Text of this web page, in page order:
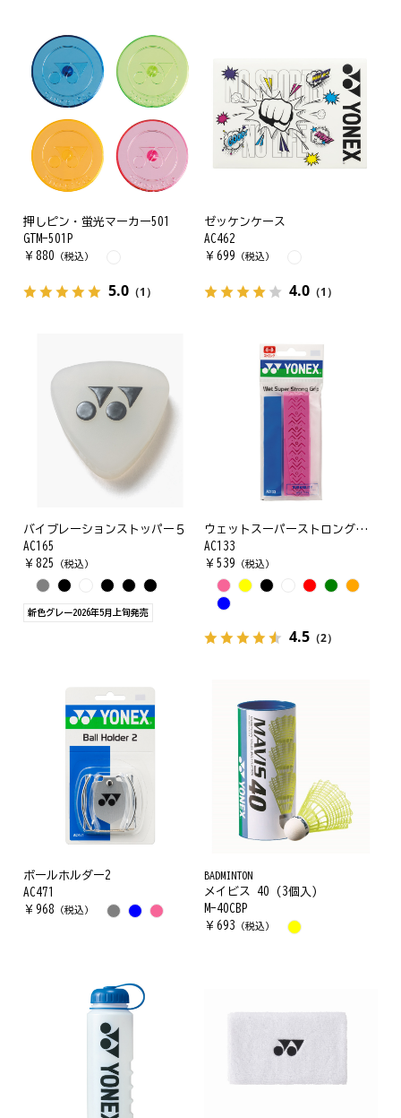
押しピン・蛍光マーカー501
GTM-501P
￥ 880 （税込）
5.0 （1）
ゼッケンケース
AC462
￥ 699 （税込）
4.0（1）
バイブレーションストッパー５
AC165
￥ 825 （税込）
新色グレー2026年5月上旬発売
ウェットスーパーストロンググリップ
AC133
￥ 539 （税込）
4.5（2）
ボールホルダー2
AC471
￥ 968 （税込）
BADMINTON
メイビス 40 (3個入)
M-40CBP
￥ 693 （税込）